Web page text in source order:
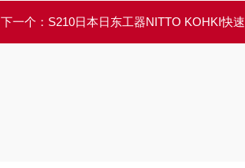
下一个： S210日本日东工器NITTO KOHKI快速接头